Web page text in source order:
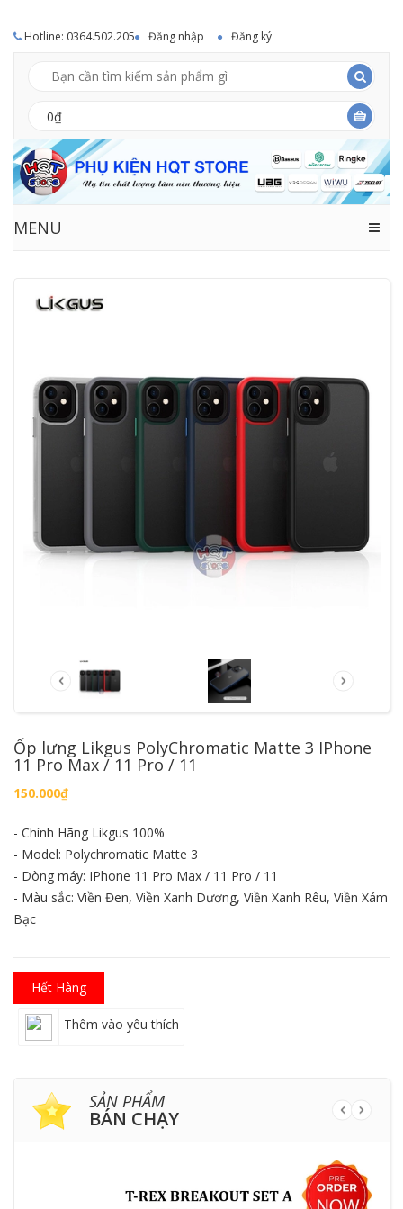
Hotline: 0364.502.205 Đăng nhập Đăng ký
0₫
MENU
Ốp lưng Likgus PolyChromatic Matte 3 IPhone
11 Pro Max / 11 Pro / 11
150.000₫
- Chính Hãng Likgus 100%
- Model: Polychromatic Matte 3
- Dòng máy: IPhone 11 Pro Max / 11 Pro / 11
- Màu sắc: Viền Đen, Viền Xanh Dương, Viền Xanh Rêu, Viền Xám
Bạc
Hết Hàng
Thêm vào yêu thích
SẢN PHẨM
BÁN CHẠY